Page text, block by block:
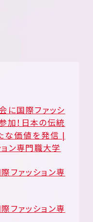
に国際ファッシ
加！日本の伝統
な価値を発信 |
ン専門職大学
ファッション専
ファッション専